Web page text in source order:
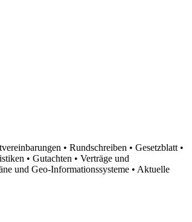
• Rundschreiben • Gesetzblatt •
• Gutachten • Verträge und
und Geo-Informationssysteme • Aktuelle